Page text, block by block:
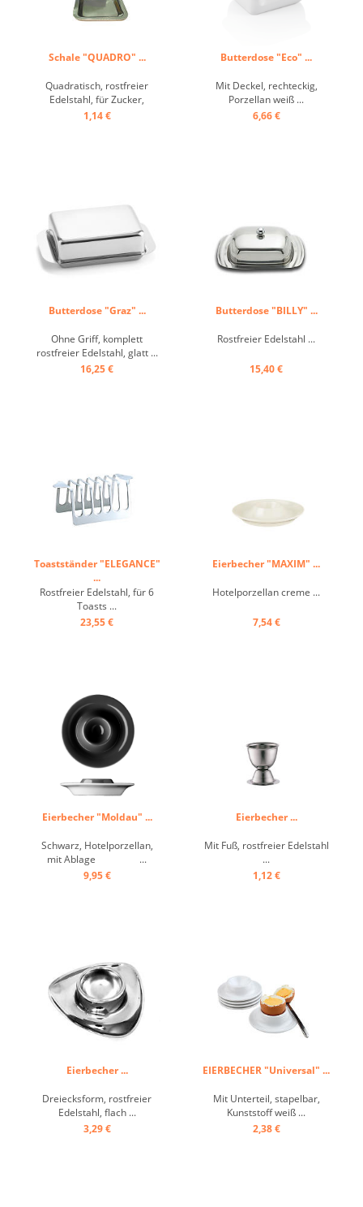
Schale "QUADRO" ...
Quadratisch, rostfreier
Edelstahl, für Zucker,
Butter, Teebeutel ...
1,14 €
Butterdose "Eco" ...
Mit Deckel, rechteckig,
Porzellan weiß ...
6,66 €
Butterdose "Graz" ...
Ohne Griff, komplett
rostfreier Edelstahl, glatt ...
16,25 €
Butterdose "BILLY" ...
Rostfreier Edelstahl ...
15,40 €
Toastständer "ELEGANCE"
...
Rostfreier Edelstahl, für 6
Toasts ...
23,55 €
Eierbecher "MAXIM" ...
Hotelporzellan creme ...
7,54 €
Eierbecher "Moldau" ...
Schwarz, Hotelporzellan,
mit Ablage ...
9,95 €
Eierbecher ...
Mit Fuß, rostfreier Edelstahl
...
1,12 €
Eierbecher ...
Dreiecksform, rostfreier
Edelstahl, flach ...
3,29 €
EIERBECHER "Universal" ...
Mit Unterteil, stapelbar,
Kunststoff weiß ...
2,38 €